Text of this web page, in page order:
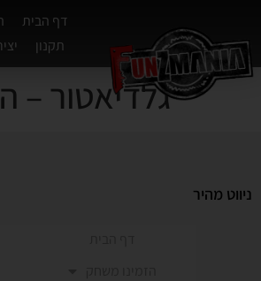
דף הבית
תקנון
גלדיאטור –
ניווט מהיר